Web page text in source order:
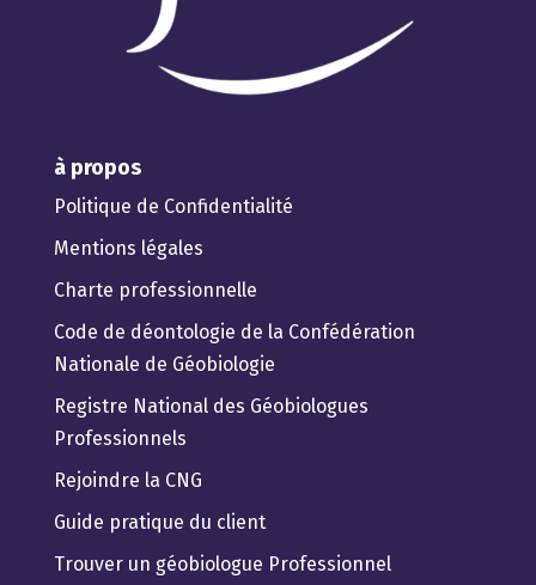
à propos
Politique de Confidentialité
Mentions légales
Charte professionnelle
Code de déontologie de la Confédération
Nationale de Géobiologie
Registre National des Géobiologues
Professionnels
Rejoindre la CNG
Guide pratique du client
Trouver un géobiologue Professionnel